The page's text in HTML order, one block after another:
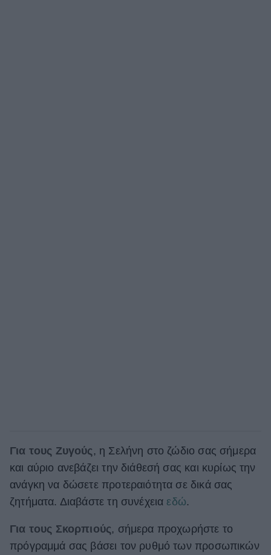
Για τους Ζυγούς , η Σελήνη στο ζώδιο σας σήμερα
και αύριο ανεβάζει την διάθεσή σας και κυρίως την
ανάγκη να δώσετε προτεραιότητα σε δικά σας
ζητήματα. Διαβάστε τη συνέχεια εδώ.
Για τους Σκορπιούς, σήμερα προχωρήστε το
πρόγραμμά σας βάσει τον ρυθμό των προσωπικών